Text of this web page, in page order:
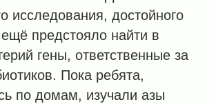
исследования, достойного
предстояло найти в
гены, ответственные за
Пока ребята,
по домам, изучали азы